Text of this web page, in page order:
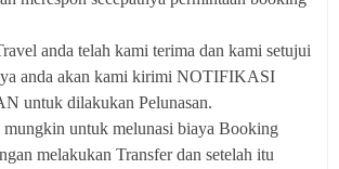
anda telah kami terima dan kami setujui
anda akan kami kirimi NOTIFIKASI
untuk dilakukan Pelunasan.
mungkin untuk melunasi biaya Booking
melakukan Transfer dan setelah itu